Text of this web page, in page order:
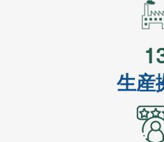
生産